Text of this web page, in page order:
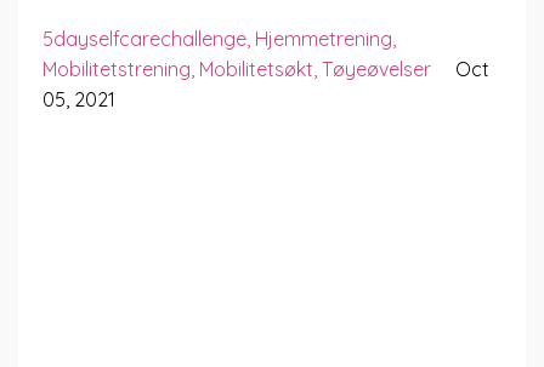
5dayselfcarechallenge Hjemmetrening
Mobilitetstrening Mobilitetsøkt Tøyeøvelser
Oct
05, 2021